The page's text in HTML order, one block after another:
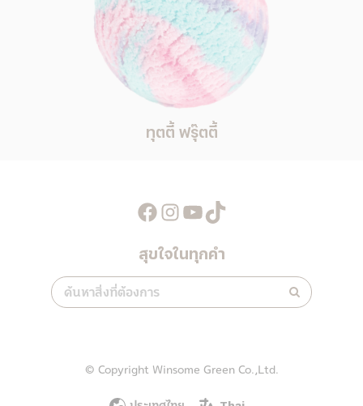
ทุตตี้ ฟรุ๊ตตี้
Facebook
Instagram
YouTube
TikTok
สุขใจในทุกคำ
© Copyright Winsome Green Co.,Ltd.